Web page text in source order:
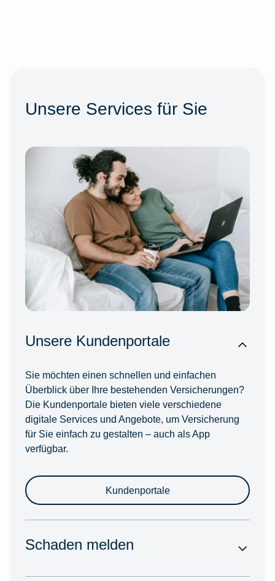
Unsere Services für Sie
Unsere Kundenportale
Sie möchten einen schnellen und einfachen
Überblick über Ihre bestehenden Versicherungen?
Die Kundenportale bieten viele verschiedene
digitale Services und Angebote, um Versicherung
für Sie einfach zu gestalten – auch als App
verfügbar.
Kundenportale
Schaden melden